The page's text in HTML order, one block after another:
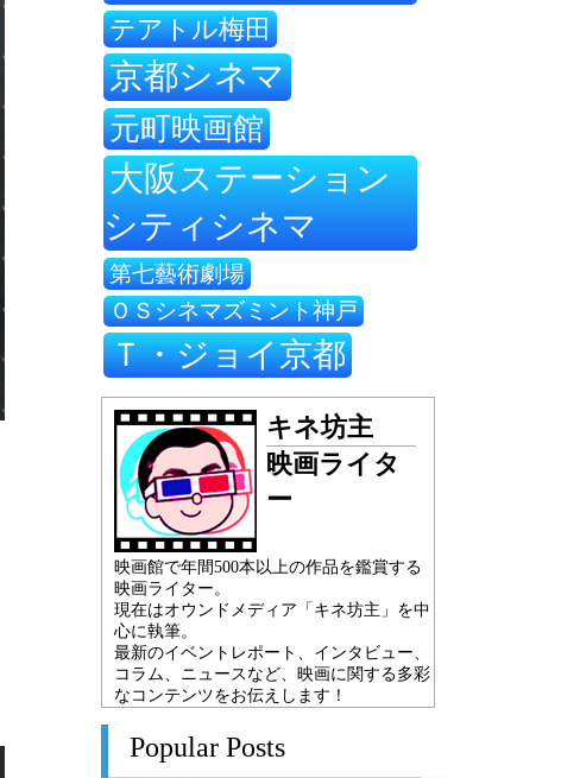
テアトル梅田
京都シネマ
元町映画館
大阪ステーション
シティシネマ
第七藝術劇場
ＯＳシネマズミント神戸
Ｔ・ジョイ京都
キネ坊主
映画ライタ
ー
映画館で年間500本以上の作品を鑑賞する
映画ライター。
現在はオウンドメディア「キネ坊主」を中
心に執筆。
最新のイベントレポート、インタビュー、
コラム、ニュースなど、映画に関する多彩
なコンテンツをお伝えします！
Popular Posts